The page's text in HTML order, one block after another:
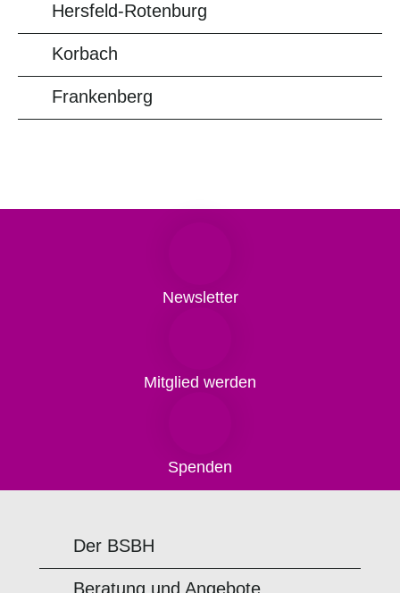
Hersfeld-Rotenburg
Korbach
Frankenberg
Newsletter
Mitglied werden
Spenden
Der BSBH
Beratung und Angebote